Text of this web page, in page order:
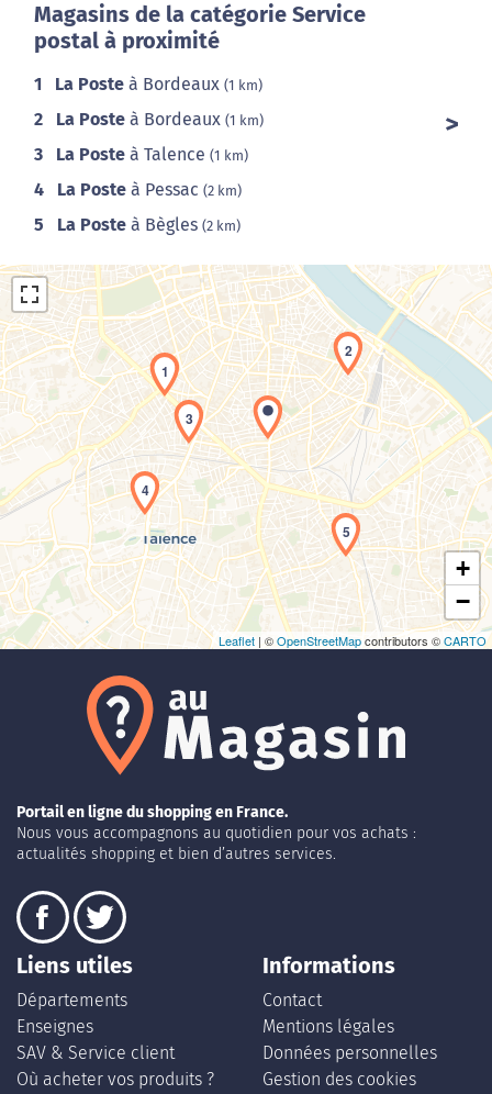
Magasins de la catégorie Service
postal à proximité
1 La Poste à Bordeaux (1 km)
2 La Poste à Bordeaux (1 km)
3 La Poste à Talence (1 km)
4 La Poste à Pessac (2 km)
5 La Poste à Bègles (2 km)
Chargement de la carte en cours...
1
2
3
4
5
+
−
Leaflet | ©OpenStreetMapcontributors ©CARTO
Portail en ligne du shopping en France.
Nous vous accompagnons au quotidien pour vos achats :
actualités shopping et bien d’autres services.
Liens utiles
Départements
Enseignes
SAV & Service client
Où acheter vos produits ?
Informations
Contact
Mentions légales
Données personnelles
Gestion des cookies